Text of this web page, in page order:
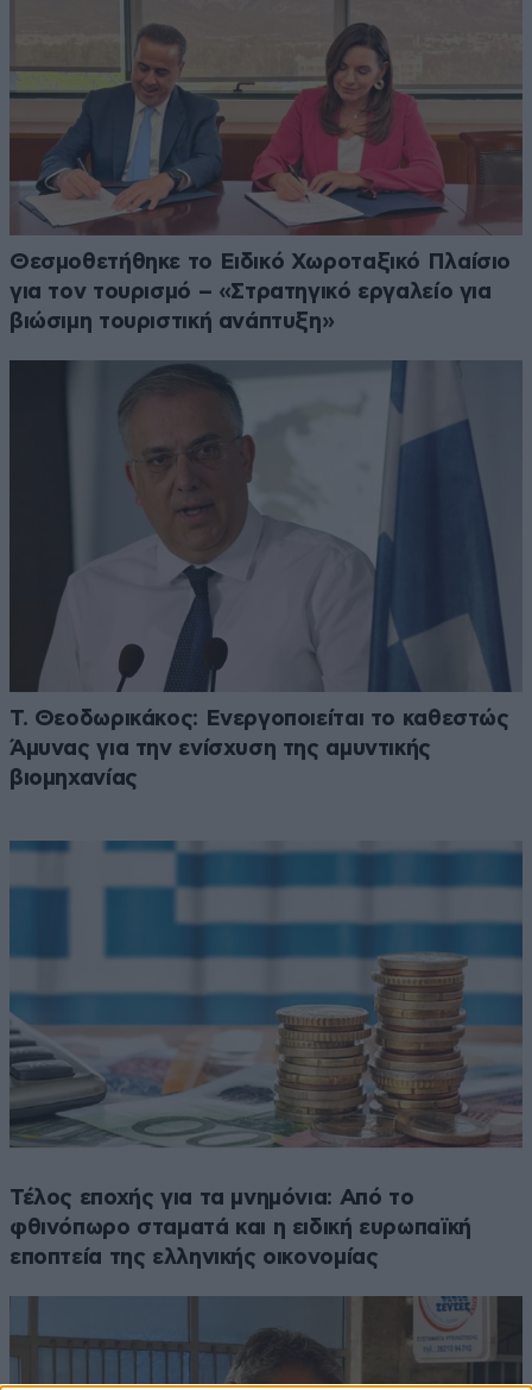
Θεσμοθετήθηκε το Ειδικό Χωροταξικό Πλαίσιο
για τον τουρισμό – «Στρατηγικό εργαλείο για
βιώσιμη τουριστική ανάπτυξη»
Τ. Θεοδωρικάκος: Ενεργοποιείται το καθεστώς
Άμυνας για την ενίσχυση της αμυντικής
βιομηχανίας
Τέλος εποχής για τα μνημόνια: Από το
φθινόπωρο σταματά και η ειδική ευρωπαϊκή
εποπτεία της ελληνικής οικονομίας